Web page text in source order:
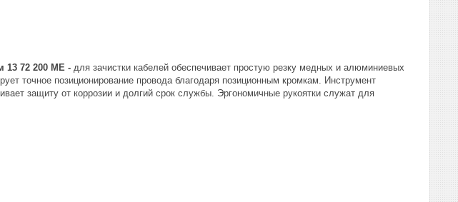
13 72 200 ME - для зачистки кабелей обеспечивает простую резку медных и алюминиевых
точное позиционирование провода благодаря позиционным кромкам. Инструмент
защиту от коррозии и долгий срок службы. Эргономичные рукоятки служат для